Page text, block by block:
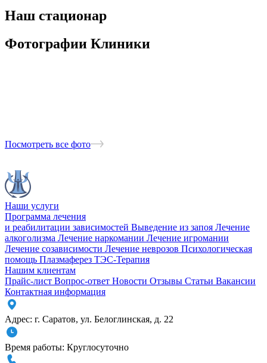
Наш стационар
Фотографии Клиники
Посмотреть все фото
Наши услуги
Программа лечения
и реабилитации зависимостей Выведение из запоя Лечение
алкоголизма Лечение наркомании Лечение игромании
Лечение созависимости Лечение неврозов Психологическая
помощь Плазмаферез ТЭС-Терапия
Нашим клиентам
Прайс-лист Вопрос-ответ Новости Отзывы Статьи Вакансии
Контактная информация
Адрес: г. Саратов, ул. Белоглинская, д. 22
Время работы: Круглосуточно